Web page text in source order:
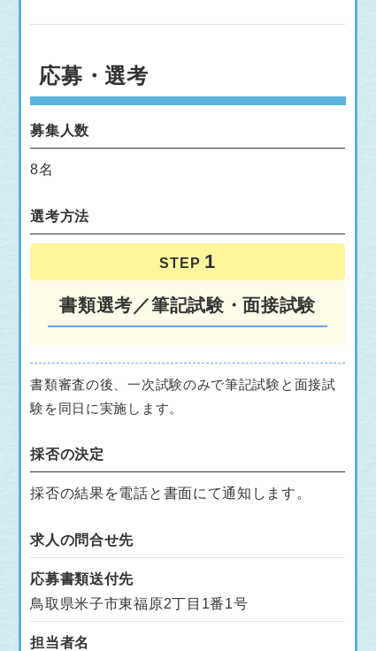
応募・選考
募集人数
8名
選考方法
STEP
書類選考／筆記試験・面接試験
書類審査の後、一次試験のみで筆記試験と面接試
験を同日に実施します。
採否の決定
採否の結果を電話と書面にて通知します。
求人の問合せ先
応募書類送付先
鳥取県米子市東福原2丁目1番1号
担当者名